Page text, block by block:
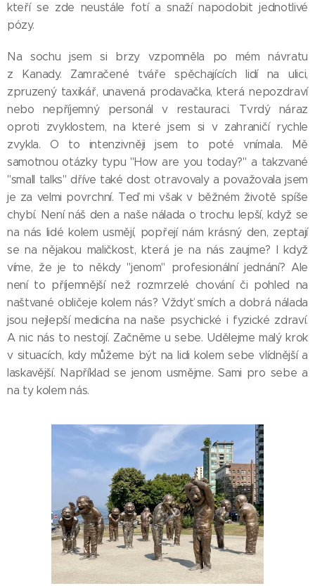
kteří se zde neustále fotí a snaží napodobit jednotlivé
pózy.
Na sochu jsem si brzy vzpomněla po mém návratu
z Kanady. Zamračené tváře spěchajících lidí na ulici,
zpruzený taxikář, unavená prodavačka, která nepozdraví
nebo nepříjemný personál v restauraci. Tvrdý náraz
oproti zvyklostem, na které jsem si v zahraničí rychle
zvykla. O to intenzivněji jsem to poté vnímala. Mě
samotnou otázky typu "How are you today?" a takzvané
"small talks" dříve také dost otravovaly a považovala jsem
je za velmi povrchní. Teď mi však v běžném životě spíše
chybí. Není náš den a naše nálada o trochu lepší, když se
na nás lidé kolem usmějí, popřejí nám krásný den, zeptají
se na nějakou maličkost, která je na nás zaujme? I když
víme, že je to někdy "jenom" profesionální jednání? Ale
není to příjemnější než rozmrzelé chování či pohled na
naštvané obličeje kolem nás? Vždyť smích a dobrá nálada
jsou nejlepší medicína na naše psychické i fyzické zdraví.
A nic nás to nestojí. Začněme u sebe. Udělejme malý krok
v situacích, kdy můžeme být na lidi kolem sebe vlídnější a
laskavější. Například se jenom usmějme. Sami pro sebe a
na ty kolem nás.